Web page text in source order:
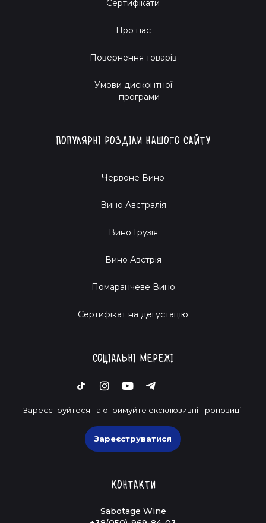
Сертифікати
Про нас
Повернення товарів
Умови дисконтної
програми
Популярні розділи нашого сайту
Червоне Вино
Вино Австралія
Вино Грузія
Вино Австрія
Помаранчеве Вино
Cертифікат на дегустацію
Соціальні мережі
Зареєструйтеся та отримуйте ексклюзивні пропозиції
Зареєструватися
Контакти
Sabotage Wine